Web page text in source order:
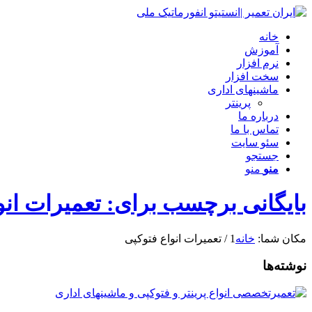
خانه
آموزش
نرم افزار
سخت افزار
ماشینهای اداری
پرینتر
درباره ما
تماس با ما
سئو سایت
جستجو
منو منو
بایگانی برچسب برای: تعمیرات
مکان شما: خانه 1
/ تعمیرات انواع فتوکپی
نوشته‌ها